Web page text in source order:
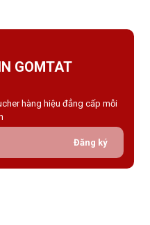
GOMTAT
hàng hiệu đẳng cấp mỗi
Đăng ký